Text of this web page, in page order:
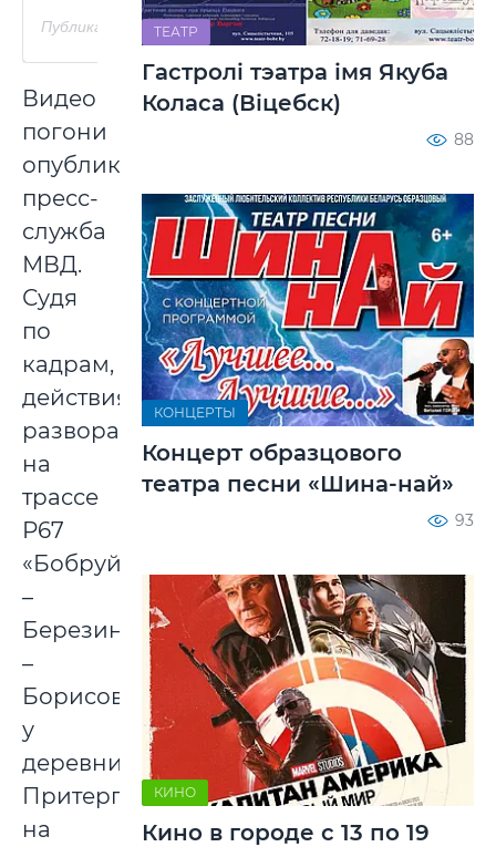
Публикация от Новости Бобруйска (@bobruisk.news)
Видео
погони
опубликовала
пресс-
служба
МВД.
Судя
по
кадрам,
действия
разворачивались
на
трассе
Р67
«Бобруйск
–
Березино
–
Борисов»
у
деревни
Притерпа,
на
ТЕАТР
Гастролі тэатра імя Якуба
Коласа (Віцебск)
88
КОНЦЕРТЫ
Концерт образцового
театра песни «Шина-най»
93
КИНО
Кино в городе с 13 по 19